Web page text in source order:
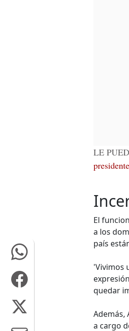
LE
El
a los
país
'Vivimos
quedar
Además,
a cargo